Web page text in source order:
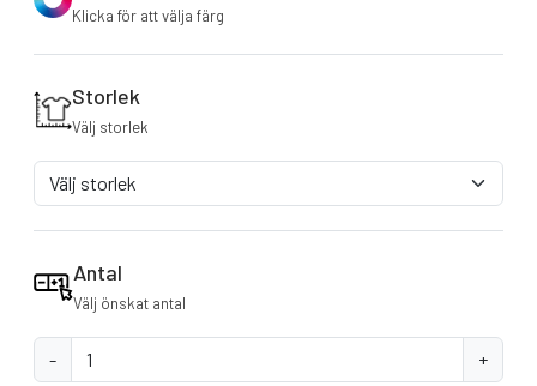
Klicka för att välja färg
Storlek
Välj storlek
Antal
Välj önskat antal
- +